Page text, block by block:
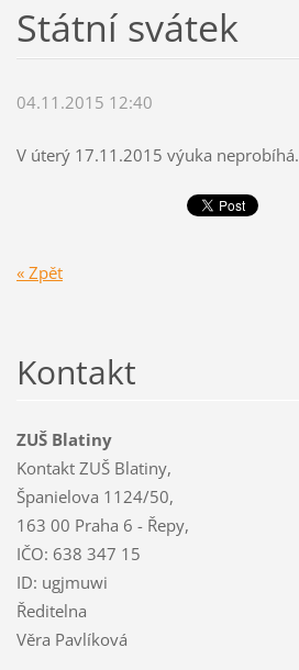
Státní svátek
04.11.2015 12:40
V úterý 17.11.2015 výuka neprobíhá.
« Zpět
Kontakt
ZUŠ Blatiny
Kontakt ZUŠ Blatiny,
Španielova 1124/50,
163 00 Praha 6 - Řepy,
IČO: 638 347 15
ID: ugjmuwi
Ředitelna
Věra Pavlíková